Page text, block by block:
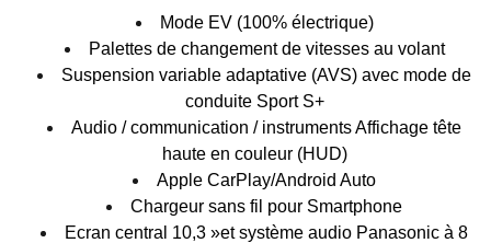
Mode EV (100% électrique)
Palettes de changement de vitesses au volant
Suspension variable adaptative (AVS) avec mode de
conduite Sport S+
Audio / communication / instruments Affichage tête
haute en couleur (HUD)
Apple CarPlay/Android Auto
Chargeur sans fil pour Smartphone
Ecran central 10,3 »et système audio Panasonic à 8